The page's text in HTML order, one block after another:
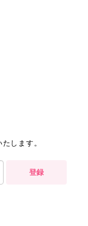
します。
登録